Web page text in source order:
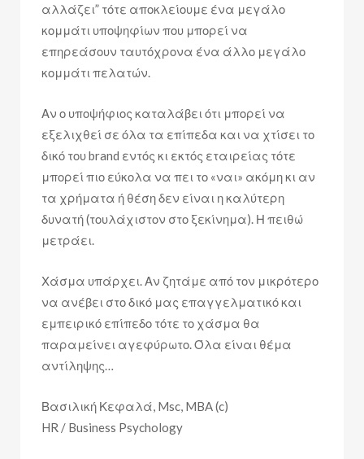
αλλάζει” τότε αποκλείουμε ένα μεγάλο
κομμάτι υποψηφίων που μπορεί να
επηρεάσουν ταυτόχρονα ένα άλλο μεγάλο
κομμάτι πελατών.
Αν ο υποψήφιος καταλάβει ότι μπορεί να
εξελιχθεί σε όλα τα επίπεδα και να χτίσει το
δικό του brand εντός κι εκτός εταιρείας τότε
μπορεί πιο εύκολα να πει το «ναι» ακόμη κι αν
τα χρήματα ή θέση δεν είναι η καλύτερη
δυνατή (τουλάχιστον στο ξεκίνημα). Η πειθώ
μετράει.
Χάσμα υπάρχει. Αν ζητάμε από τον μικρότερο
να ανέβει στο δικό μας επαγγελματικό και
εμπειρικό επίπεδο τότε το χάσμα θα
παραμείνει αγεφύρωτο. Όλα είναι θέμα
αντίληψης…
Βασιλική Κεφαλά, Msc, MBA (c)
HR / Business Psychology